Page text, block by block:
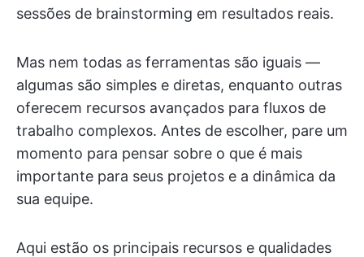
sessões de brainstorming em resultados reais.
Mas nem todas as ferramentas são iguais —
algumas são simples e diretas, enquanto outras
oferecem recursos avançados para fluxos de
trabalho complexos. Antes de escolher, pare um
momento para pensar sobre o que é mais
importante para seus projetos e a dinâmica da
sua equipe.
Aqui estão os principais recursos e qualidades